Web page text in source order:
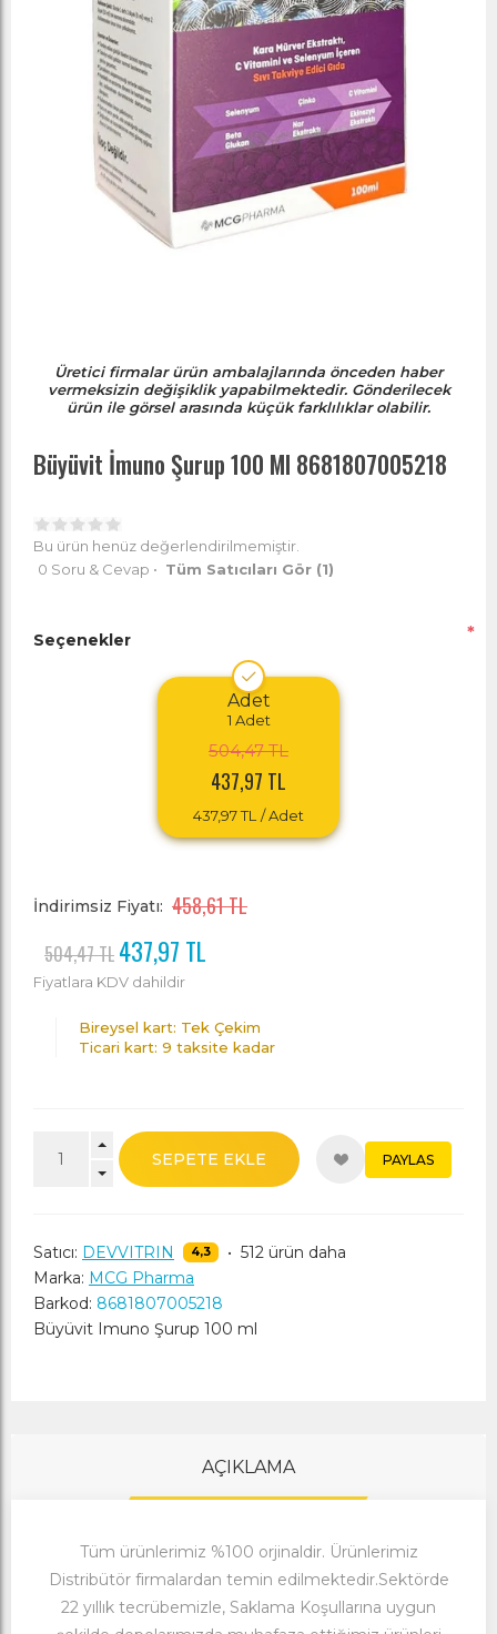
Üretici firmalar ürün ambalajlarında önceden haber
vermeksizin değişiklik yapabilmektedir. Gönderilecek
ürün ile görsel arasında küçük farklılıklar olabilir.
Büyüvit İmuno Şurup 100 Ml 8681807005218
Bu ürün henüz değerlendirilmemiştir.
0 Soru & Cevap • Tüm Satıcıları Gör (1)
Seçenekler *
Adet
1 Adet
504,47 TL
437,97 TL
437,97 TL / Adet
İndirimsiz Fiyatı: 458,61 TL
504,47 TL 437,97 TL
Fiyatlara KDV dahildir
Bireysel kart: Tek Çekim
Ticari kart: 9 taksite kadar
SEPETE EKLE PAYLAS
Satıcı: DEVVITRIN 4,3 • 512 ürün daha
Marka: MCG Pharma
Barkod: 8681807005218
Büyüvit Imuno Şurup 100 ml
AÇIKLAMA
Tüm ürünlerimiz %100 orjinaldir. Ürünlerimiz
Distribütör firmalardan temin edilmektedir.Sektörde
22 yıllık tecrübemizle, Saklama Koşullarına uygun